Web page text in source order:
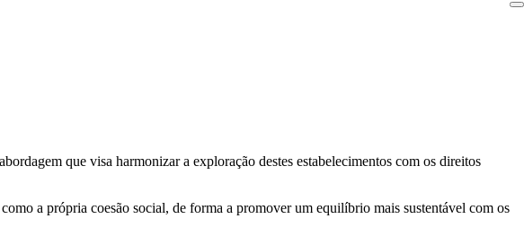
que visa harmonizar a exploração destes estabelecimentos com os direitos
a própria coesão social, de forma a promover um equilíbrio mais sustentável com os